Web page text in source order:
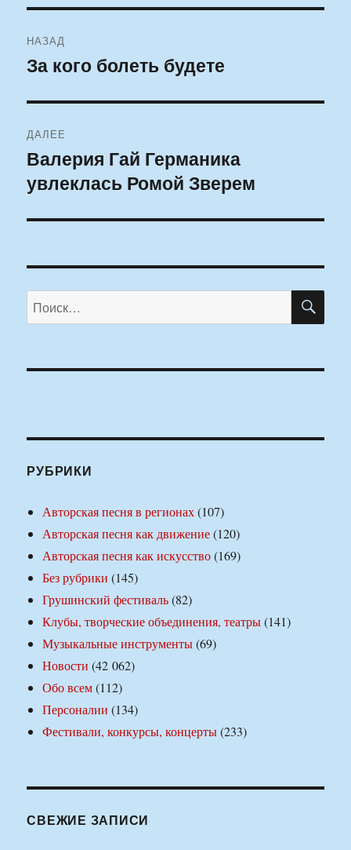
по
НАЗАД
Предыдущая
За кого болеть будете
ДАЛЕЕ
Следующая
запись:
Валерия Гай Германика
увлеклась Ромой Зверем
Искать:
РУБРИКИ
Авторская песня в регионах(107)
Авторская песня как движение(120)
Авторская песня как искусство(169)
Без рубрики (145)
Грушинский фестиваль(82)
Клубы, творческие объединения, театры(141)
Музыкальные инструменты(69)
Новости (42 062)
Обо всем(112)
Персоналии (134)
Фестивали, конкурсы, концерты(233)
СВЕЖИЕ ЗАПИСИ